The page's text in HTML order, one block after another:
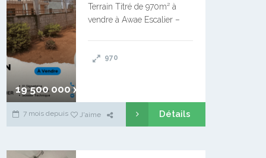
19 500 000 xaf
Terrain Titré de 970m² à
vendre à Awae Escalier –
l’Université Catholique –
970
7 mois depuis J'aime Détails